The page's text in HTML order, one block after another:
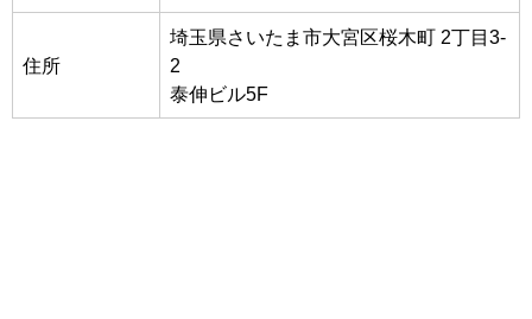
住所
埼玉県さいたま市大宮区桜木町 2丁目3-
2
泰伸ビル5F